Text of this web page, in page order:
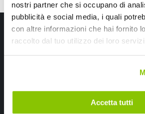
nostri partner che si occupano di
pubblicità e social media, i quali
con altre informazioni che hai fornito
raccolto dal tuo utilizzo dei loro
Accetta tutti
Iscriviti alla